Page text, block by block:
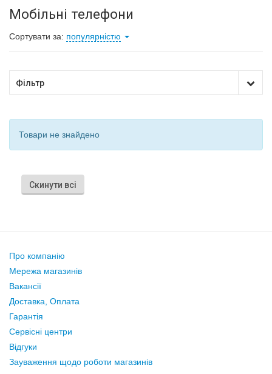
Мобільні телефони
Сортувати за: популярністю
Фільтр
Товари не знайдено
Скинути всі
Про компанію
Мережа магазинів
Вакансії
Доставка, Оплата
Гарантія
Сервісні центри
Відгуки
Зауваження щодо роботи магазинів